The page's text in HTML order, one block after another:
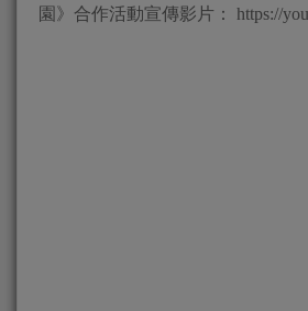
園》合作活動宣傳影片： https://